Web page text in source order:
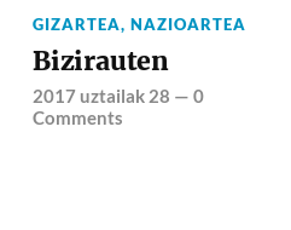
GIZARTEA,NAZIOARTEA
Bizirauten
2017 uztailak 28 —0
Comments